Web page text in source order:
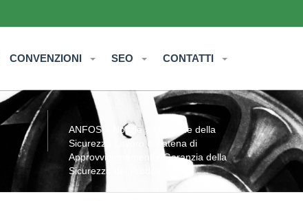
CONVENZIONI SEO CONTATTI
ANFOS» Notizie» Gestione della
Sicurezza Lavoro e Catena di
Approvvigionamento: Garanzia della
Sicurezza dei Prodotti